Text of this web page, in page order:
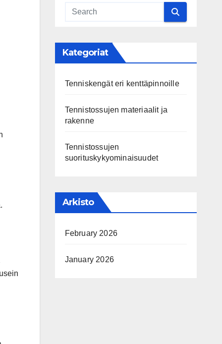
Kategoriat
Tenniskengät eri kenttäpinnoille
Tennistossujen materiaalit ja
rakenne
Tennistossujen
suorituskykyominaisuudet
Arkisto
February 2026
January 2026